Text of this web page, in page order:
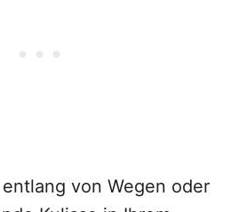
von Wegen oder